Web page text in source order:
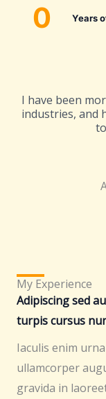
0 Years
I have been
industries, and
My Experience
Adipiscing sed
turpis cursus
Iaculis enim
ullamcorper
gravida in